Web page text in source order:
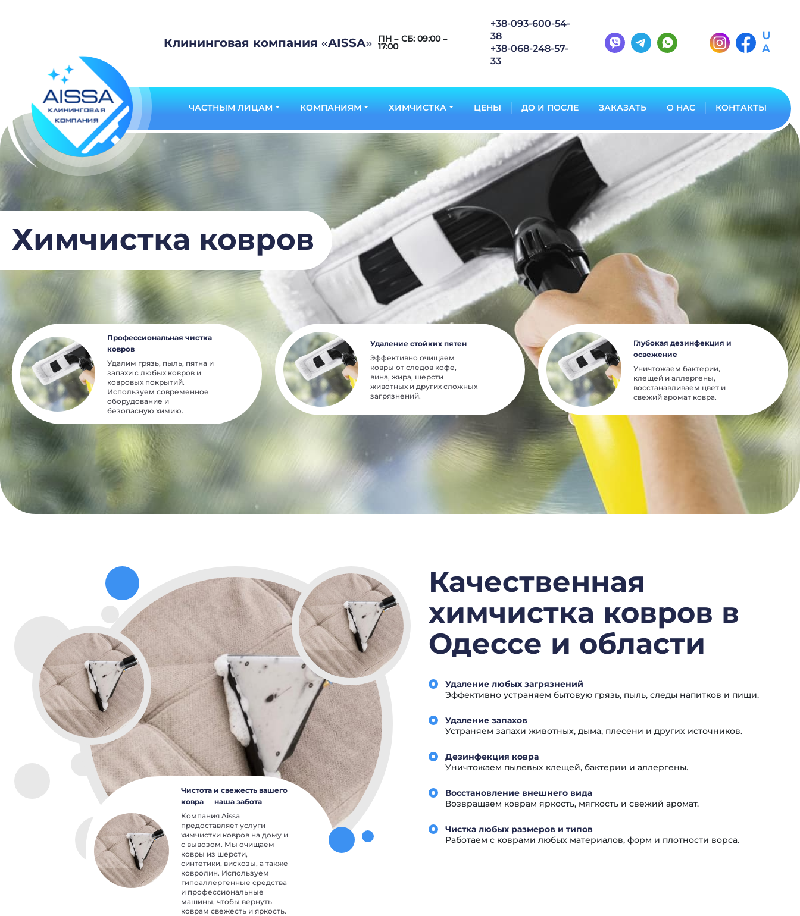
Клининговая компания «AISSA» ПН – СБ: 09:00 –
17:00
+38-093-600-54-
38
+38-068-248-57-
33
U
A
ЧАСТНЫМ ЛИЦАМ КОМПАНИЯМ ХИМЧИСТКА ЦЕНЫ ДО И ПОСЛЕ ЗАКАЗАТЬ О НАС КОНТАКТЫ
Химчистка ковров
Профессиональная чистка
ковров
Удалим грязь, пыль, пятна и
запахи с любых ковров и
ковровых покрытий.
Используем современное
оборудование и
безопасную химию.
Удаление стойких пятен
Эффективно очищаем
ковры от следов кофе,
вина, жира, шерсти
животных и других сложных
загрязнений.
Глубокая дезинфекция и
освежение
Уничтожаем бактерии,
клещей и аллергены,
восстанавливаем цвет и
свежий аромат ковра.
Чистота и свежесть вашего
ковра — наша забота
Компания Aissa
предоставляет услуги
химчистки ковров на дому и
с вывозом. Мы очищаем
ковры из шерсти,
синтетики, вискозы, а также
ковролин. Используем
гипоаллергенные средства
и профессиональные
машины, чтобы вернуть
коврам свежесть и яркость.
Качественная
химчистка ковров в
Одессе и области
Удаление любых загрязнений
Эффективно устраняем бытовую грязь, пыль, следы напитков и пищи.
Удаление запахов
Устраняем запахи животных, дыма, плесени и других источников.
Дезинфекция ковра
Уничтожаем пылевых клещей, бактерии и аллергены.
Восстановление внешнего вида
Возвращаем коврам яркость, мягкость и свежий аромат.
Чистка любых размеров и типов
Работаем с коврами любых материалов, форм и плотности ворса.